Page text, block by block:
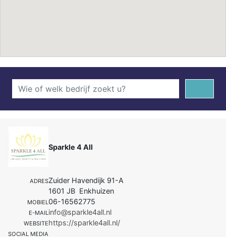
Sparkle 4 All
ADRESZuider Havendijk 91-A
1601 JB Enkhuizen
MOBIEL06-16562775
E-MAILinfo@sparkle4all.nl
WEBSITEhttps://sparkle4all.nl/
SOCIAL MEDIA